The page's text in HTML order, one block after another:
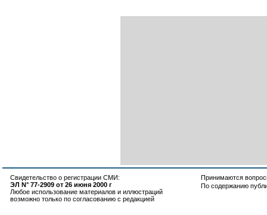
Свидетельство о регистрации СМИ:
ЭЛ N° 77-2909 от 26 июня 2000 г
Любое использование материалов и иллюстраций
возможно только по согласованию с редакцией
Принимаются
По содержанию